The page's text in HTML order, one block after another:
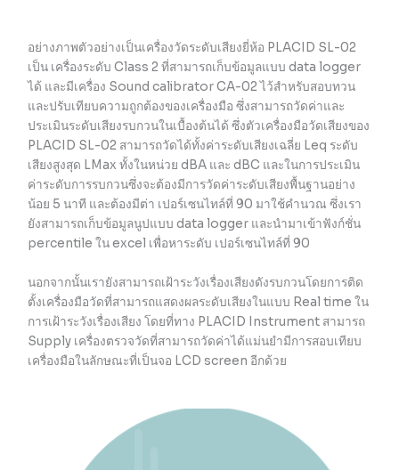
อย่างภาพตัวอย่างเป็นเครื่องวัดระดับเสียงยี่ห้อ PLACID SL-02
เป็น เครื่องระดับ Class 2 ที่สามารถเก็บข้อมูลแบบ data logger
ได้ และมีเครื่อง Sound calibrator CA-02 ไว้สำหรับสอบทวน
และปรับเทียบความถูกต้องของเครื่องมือ ซึ่งสามารถวัดค่าและ
ประเมินระดับเสียงรบกวนในเบื้องต้นได้ ซึ่งตัวเครื่องมือวัดเสียงของ
PLACID SL-02 สามารถวัดได้ทั้งค่าระดับเสียงเฉลี่ย Leq ระดับ
เสียงสูงสุด LMax ทั้งในหน่วย dBA และ dBC และในการประเมิน
ค่าระดับการรบกวนซึ่งจะต้องมีการวัดค่าระดับเสียงพื้นฐานอย่าง
น้อย 5 นาที และต้องมีต่า เปอร์เซนไทล์ที่ 90 มาใช้คำนวณ ซึ่งเรา
ยังสามารถเก็บข้อมูลนูปแบบ data logger และนำมาเข้าฟังก์ชั่น
percentile ใน excel เพื่อหาระดับ เปอร์เซนไทล์ที่ 90
นอกจากนั้นเรายังสามารถเฝ้าระวังเรื่องเสียงดังรบกวนโดยการติด
ตั้งเครื่องมือวัดที่สามารถแสดงผลระดับเสียงในแบบ Real time ใน
การเฝ้าระวังเรื่องเสียง โดยที่ทาง PLACID Instrument สามารถ
Supply เครื่องตรวจวัดที่สามารถวัดค่าได้แม่นยำมีการสอบเทียบ
เครื่องมือในลักษณะที่เป็นจอ LCD screen อีกด้วย